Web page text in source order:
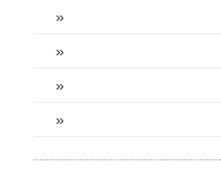
»
»
»
»